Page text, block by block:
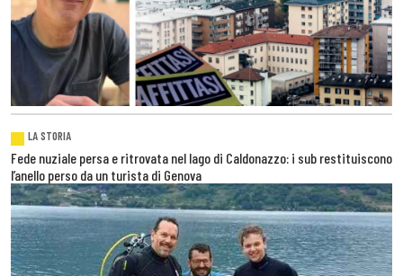
LA STORIA
Fede nuziale persa e ritrovata nel lago di Caldonazzo: i sub restituiscono
l’anello perso da un turista di Genova